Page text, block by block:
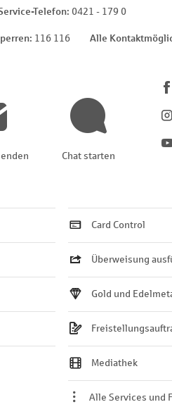
Telefon 0421 - 179 0
116 116 Alle
Chat starten
Card Control
Überweisung
Gold und
Mediathek
Alle Services und